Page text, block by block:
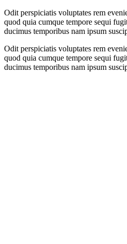
Odit perspiciatis voluptates rem
quod quia cumque tempore sequi
ducimus temporibus nam ipsum
Odit perspiciatis voluptates rem
quod quia cumque tempore sequi
ducimus temporibus nam ipsum